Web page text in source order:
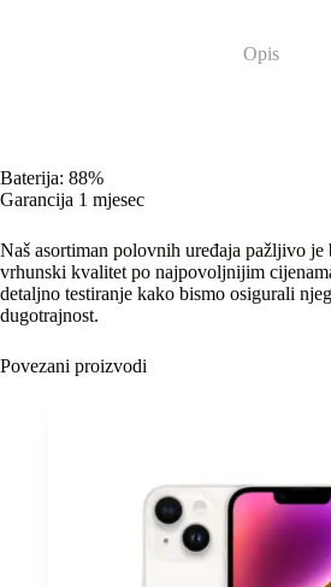
Opis
Baterija: 88%
Garancija 1 mjesec
Naš asortiman polovnih uređaja pažljivo
vrhunski kvalitet po najpovoljnijim
detaljno testiranje kako bismo osigurali
dugotrajnost.
Povezani proizvodi